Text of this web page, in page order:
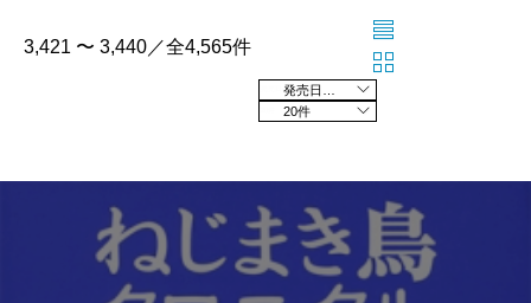
3,421 〜 3,440／全4,565件
20件